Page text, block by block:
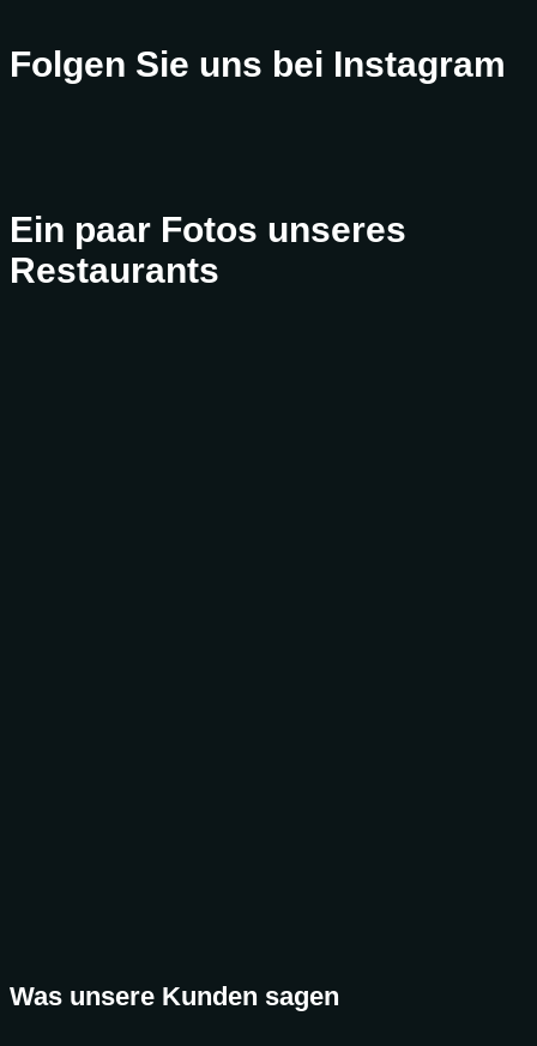
Folgen Sie uns bei Instagram
Ein paar Fotos unseres
Restaurants
Was unsere Kunden sagen